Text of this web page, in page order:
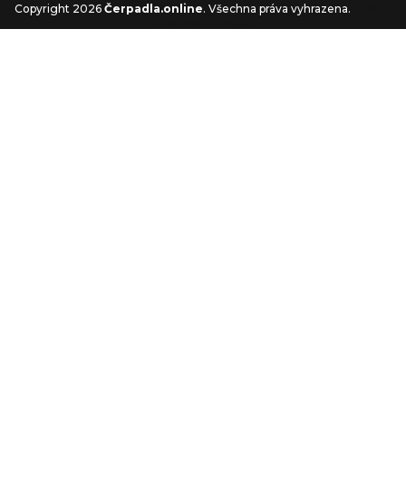
Copyright 2026 Čerpadla.online. Všechna práva vyhrazena.